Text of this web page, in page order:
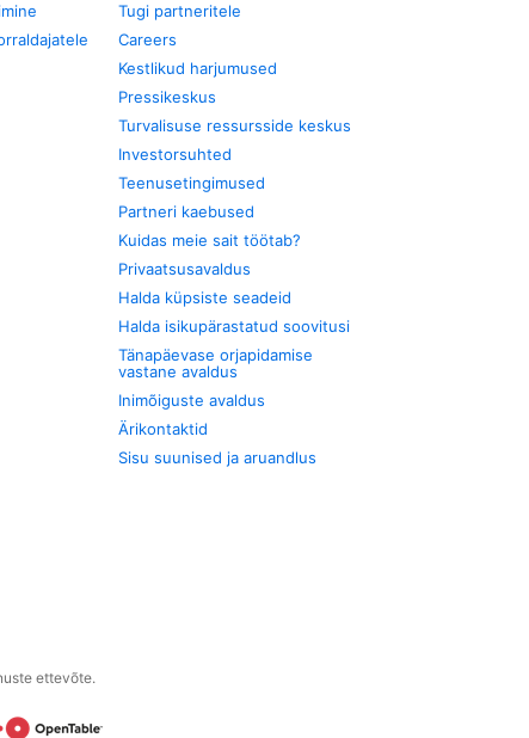
Tugi partneritele
Careers
Kestlikud harjumused
Pressikeskus
Turvalisuse ressursside keskus
Investorsuhted
Teenusetingimused
Partneri kaebused
Kuidas meie sait töötab?
Privaatsusavaldus
Halda küpsiste seadeid
Halda isikupärastatud soovitusi
Tänapäevase orjapidamise
vastane avaldus
Inimõiguste avaldus
Ärikontaktid
Sisu suunised ja aruandlus
ettevõte.